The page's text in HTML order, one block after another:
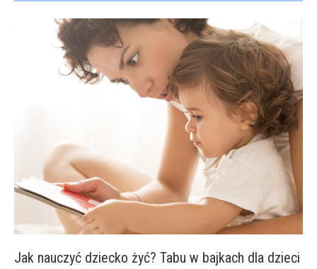
Jak nauczyć dziecko żyć? Tabu w bajkach dla dzieci